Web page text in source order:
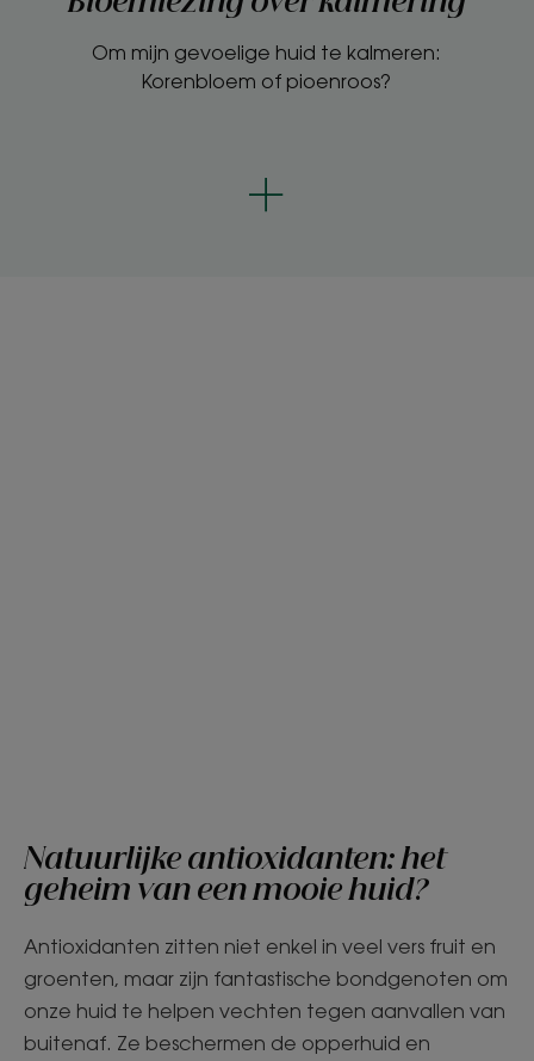
Om mijn gevoelige huid te kalmeren:
Korenbloem of pioenroos?
Natuurlijke antioxidanten: het
geheim van een mooie huid?
Antioxidanten zitten niet enkel in veel vers fruit en
groenten, maar zijn fantastische bondgenoten om
onze huid te helpen vechten tegen aanvallen van
buitenaf. Ze beschermen de opperhuid en